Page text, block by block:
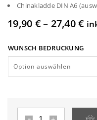
Chinakladde DIN A6
19,90 €– 27,40€
WUNSCH BEDRUCKUNG